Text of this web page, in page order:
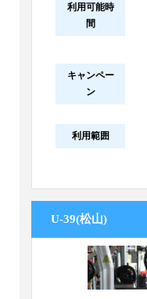
利用可能時
間
キャンペー
ン
利用範囲
U-39(松山)